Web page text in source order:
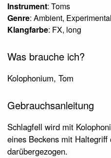
Instrument: Toms
Genre: Ambient, Experimental
Klangfarbe: FX, long
Was brauche ich?
Kolophonium, Tom
Gebrauchsanleitung
Schlagfell wird mit
eines Beckens mit
darübergezogen.